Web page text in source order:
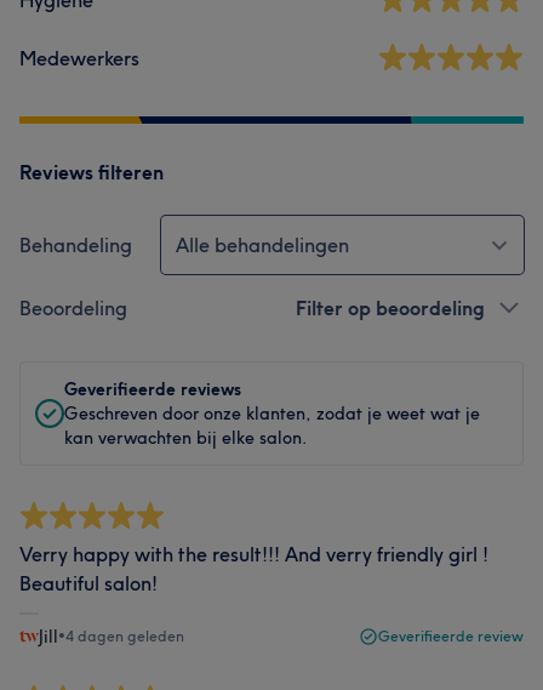
Medewerkers
Reviews filteren
Behandeling Alle behandelingen
Beoordeling Filter op beoordeling
Geverifieerde reviews
Geschreven door onze klanten, zodat je weet wat je
kan verwachten bij elke salon.
Verry happy with the result!!! And verry friendly girl !
Beautiful salon!
Jill•4 dagen geleden Geverifieerde review